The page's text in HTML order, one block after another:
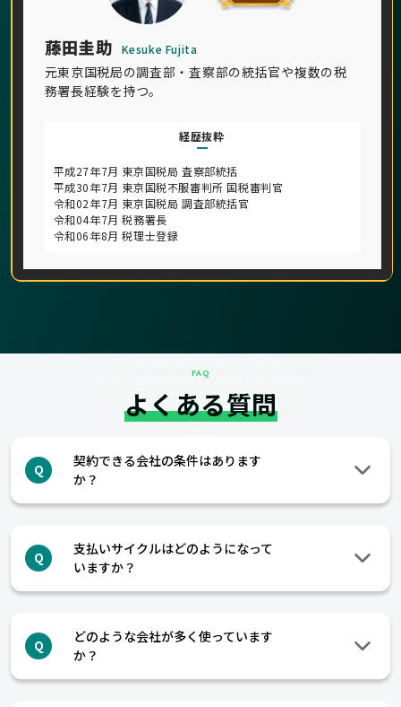
藤田圭助 Kesuke Fujita
元東京国税局の調査部・査察部の統括官や複数の税
務署長経験を持つ。
経歴抜粋
平成27年7月 東京国税局 査察部統括
平成30年7月 東京国税不服審判所 国税審判官
令和02年7月 東京国税局 調査部統括官
令和04年7月 税務署長
令和06年8月 税理士登録
FAQ
よくある質問
Q
契約できる会社の条件はあります
か？
Q
支払いサイクルはどのようになって
いますか？
Q
どのような会社が多く使っています
か？